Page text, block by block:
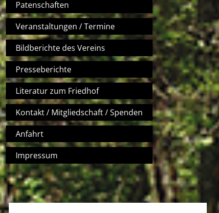
Patenschaften
Veranstaltungen / Termine
Bildberichte des Vereins
Presseberichte
Literatur zum Friedhof
Kontakt / Mitgliedschaft / Spenden
Anfahrt
Impressum